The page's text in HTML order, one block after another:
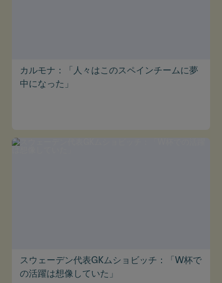
カルモナ：「人々はこのスペインチームに夢
中になった」
スウェーデン代表GKムショビッチ：「W杯で
の活躍は想像していた」